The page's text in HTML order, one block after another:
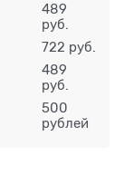
489
руб.
722 руб.
489
руб.
500
рублей